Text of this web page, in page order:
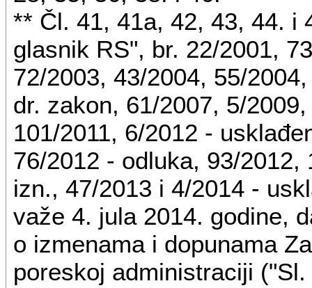
IV
Obveznik akcize je
proizvoda.
Obveznik akcize je i:
tač. 1) do 3) (brisane)
** Čl. 41, 41a, 42, 43, 44. i
glasnik RS", br. 22/2001,
72/2003, 43/2004, 55/
dr. zakon, 61/2007, 5/
101/2011, 6/2012 -
76/2012 - odluka, 93/2012,
izn., 47/2013 i 4/2014 -
važe 4. jula 2014. godine,
o izmenama i dopunama
poreskoj administraciji